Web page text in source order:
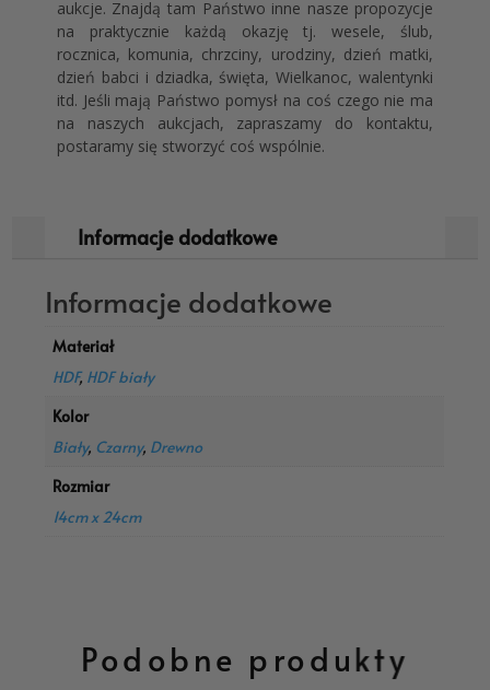
aukcje. Znajdą tam Państwo inne nasze propozycje
na praktycznie każdą okazję tj. wesele, ślub,
rocznica, komunia, chrzciny, urodziny, dzień matki,
dzień babci i dziadka, święta, Wielkanoc, walentynki
itd. Jeśli mają Państwo pomysł na coś czego nie ma
na naszych aukcjach, zapraszamy do kontaktu,
postaramy się stworzyć coś wspólnie.
Informacje dodatkowe
Informacje dodatkowe
Materiał
HDF, HDF biały
Kolor
Biały, Czarny, Drewno
Rozmiar
14cm x 24cm
Podobne produkty